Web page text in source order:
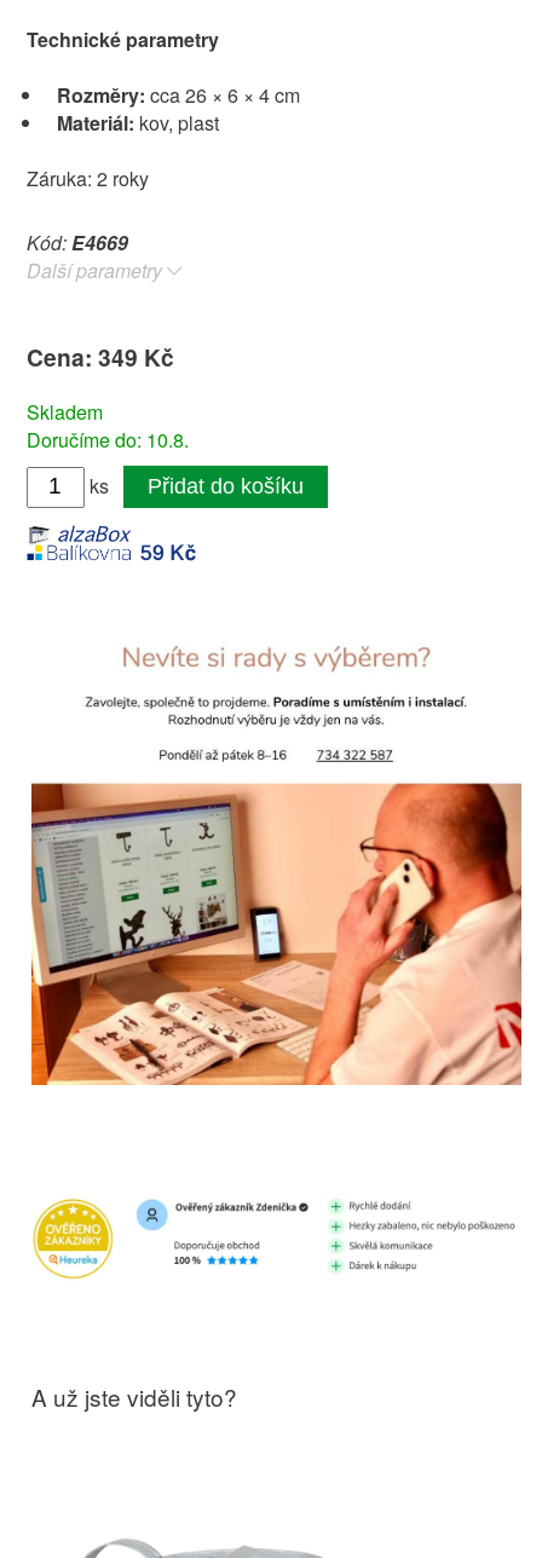
Technické parametry
Rozměry: cca 26 × 6 × 4 cm
Materiál: kov, plast
Záruka: 2 roky
Kód:E4669
Další parametry
Cena: 349 Kč
Skladem
Doručíme do: 10.8.
ks
Přidat do košíku
A už jste viděli tyto?